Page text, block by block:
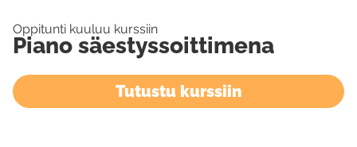
Oppitunti kuuluu kurssiin
Piano säestyssoittimena
Tutustu kurssiin